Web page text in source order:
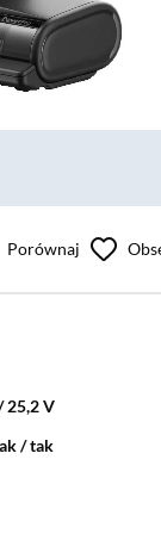
Porównaj
25,2 V
/ tak